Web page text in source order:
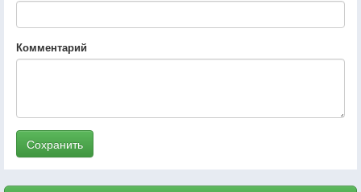
Комментарий
Сохранить